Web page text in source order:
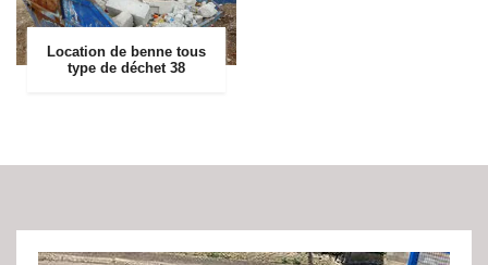
Location de benne tous
type de déchet 38